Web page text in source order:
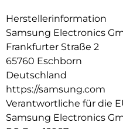
erhalten.
Auch deine kreative Seite
Galaxy Z Flip7 im
Frontdisplay, um neue
und das ganz ohne Stativ.
Feeling wirst du dabei nicht
Galaxy Z Flip7 einfach auf
aufgehört hast – und das
Der intelligente 4.300-
Herstellerinformation
Samsung Electronics
Frankfurter Straße 2
65760 Eschborn
Deutschland
https://samsung.com
Verantwortliche für die
Samsung Electronics